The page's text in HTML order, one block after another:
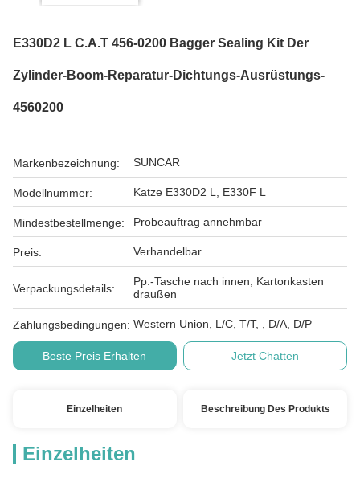
E330D2 L C.A.T 456-0200 Bagger Sealing Kit Der
Zylinder-Boom-Reparatur-Dichtungs-Ausrüstungs-
4560200
Markenbezeichnung: SUNCAR
Modellnummer: Katze E330D2 L, E330F L
Mindestbestellmenge: Probeauftrag annehmbar
Preis: Verhandelbar
Verpackungsdetails:
Pp.-Tasche nach innen, Kartonkasten
draußen
Zahlungsbedingungen: Western Union, L/C, T/T, , D/A, D/P
Beste Preis Erhalten Jetzt Chatten
Einzelheiten Beschreibung Des Produkts
Einzelheiten